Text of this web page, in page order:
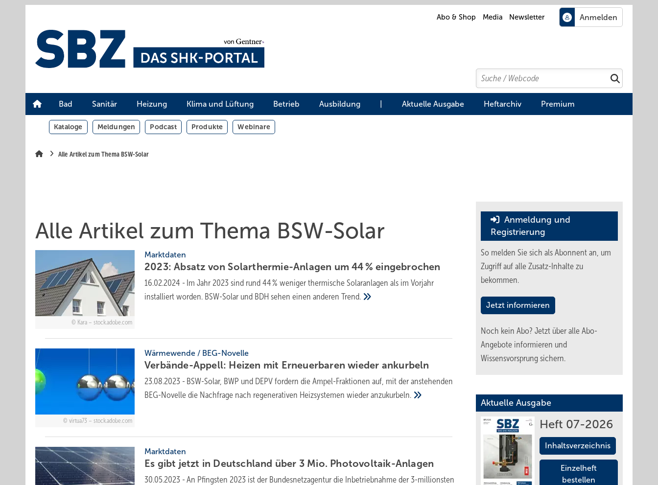
Abo & Shop Media Newsletter
Search
Suchen
Bad Sanitär Heizung Klima und Lüftung Betrieb Ausbildung Aktuelle Ausgabe Heftarchiv Premium
Kataloge Meldungen Podcast Produkte Webinare
Alle Artikel zum Thema BSW-Solar
Alle Artikel zum Thema BSW-Solar
Kara – stock.adobe.com
Marktdaten
2023: Absatz von Solar­thermie-Anlagen um 44 %ein­ge­brochen
16.02.2024 - Im Jahr 2023 sind rund 44 % weniger ther­mische Solar­anlagen als im Vor­jahr
installiert worden. BSW-Solar und BDH sehen einen anderenTrend.
virtua73 – stock.adobe.com
Wärmewende / BEG-Novelle
Verbände-Appell: Heizen mit Erneuer­baren wieder ankurbeln
23.08.2023 - BSW-Solar, BWP und DEPV fordern die Ampel-Fraktionen auf, mit der anstehenden
BEG-Novelle die Nachfrage nach regenerativen Heizsystemen wiederanzukurbeln.
Marktdaten
Es gibt jetzt in Deutschland über 3 Mio. Photovoltaik-Anlagen
30.05.2023 - An Pfingsten 2023 ist der Bundesnetzagentur die Inbetriebnahme der 3-millionsten
Anmeldung und
Registrierung
So melden Sie sich als Abonnent an, um
Zugriff auf alle Zusatz-Inhalte zu
bekommen.
Jetzt informieren
Noch kein Abo? Jetzt über alle Abo-
Angebote informieren und
Wissensvorsprung sichern.
Aktuelle Ausgabe
Heft 07-2026
Inhaltsverzeichnis
Einzelheft
bestellen